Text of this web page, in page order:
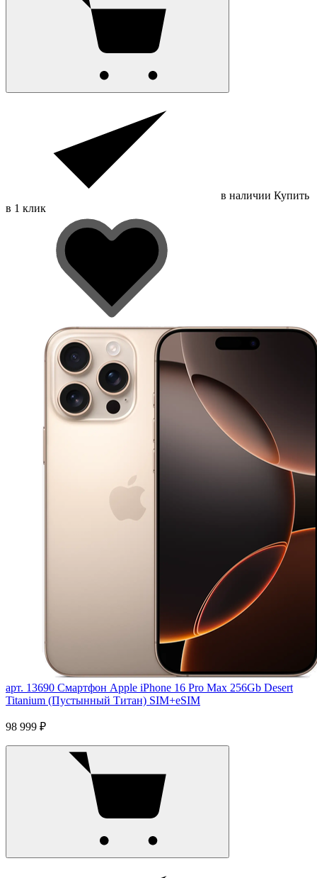
в наличии Купить
в 1 клик
арт. 13690 Смартфон Apple iPhone 16 Pro Max 256Gb Desert
Titanium (Пустынный Титан) SIM+eSIM
98 999 ₽